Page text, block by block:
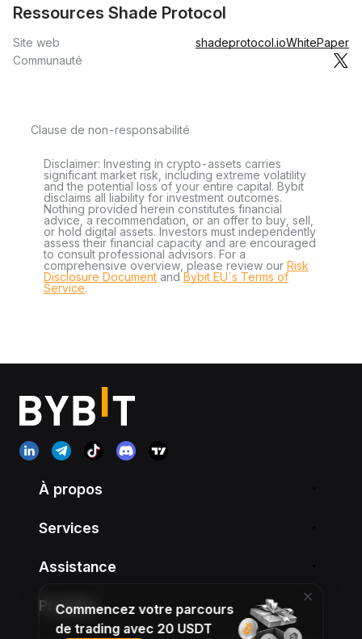
Ressources Shade Protocol
Site web shadeprotocol.ioWhitePaper
Communauté
Clause de non-responsabilité
Disclaimer: Investing in crypto-assets carries
significant market risk, including extreme volatility
and the potential loss of your entire capital. Bybit
disclaims all liability for investment outcomes.
Nothing provided herein constitutes financial
advice, a recommendation, or an offer to buy, sell,
or hold digital assets. Investors must independently
assess their financial capacity and are encouraged
to consult professional advisors. For a
comprehensive overview, please review our Risk
Disclosure Document andBybit EU´s Terms of
Service.
À propos
Services
Assistance
Produits
Commencez votre parcours
de trading avec 20 USDT